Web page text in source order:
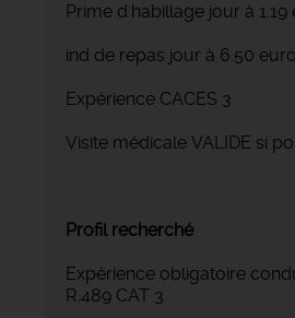
Prime d'habillage jour à 1.19
ind de repas jour à 6.50
Expérience CACES 3
Visite médicale VALIDE si
Profil recherché
Expérience obligatoire
R.489 CAT 3